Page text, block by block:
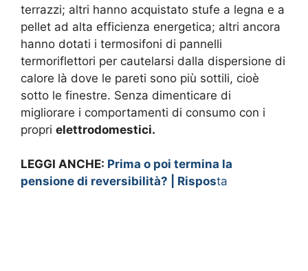
terrazzi; altri hanno acquistato stufe a legna e a
pellet ad alta efficienza energetica; altri ancora
hanno dotati i termosifoni di pannelli
termoriflettori per cautelarsi dalla dispersione di
calore là dove le pareti sono più sottili, cioè
sotto le finestre. Senza dimenticare di
migliorare i comportamenti di consumo con i
propri elettrodomestici.
LEGGI ANCHE: Prima o poi termina la
pensione di reversibilità? | Risposta